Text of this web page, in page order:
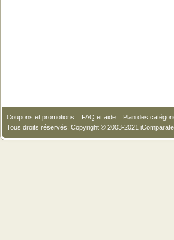
Coupons et promotions :: FAQ et aide :: Plan des
Tous droits réservés. Copyright © 2003-2021